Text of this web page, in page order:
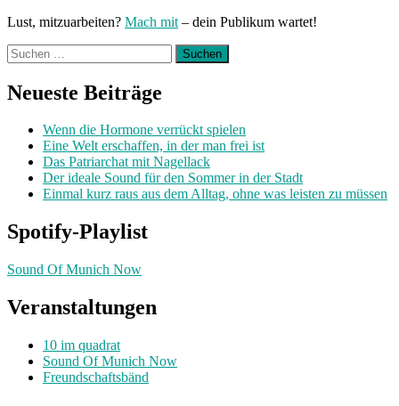
Lust, mitzuarbeiten? Mach mit – dein Publikum wartet!
Suchen
nach:
Neueste Beiträge
Wenn die Hormone verrückt spielen
Eine Welt erschaffen, in der man frei ist
Das Patriarchat mit Nagellack
Der ideale Sound für den Sommer in der Stadt
Einmal kurz raus aus dem Alltag, ohne was leisten zu müssen
Spotify-Playlist
Sound Of Munich Now
Veranstaltungen
10 im quadrat
Sound Of Munich Now
Freundschaftsbänd